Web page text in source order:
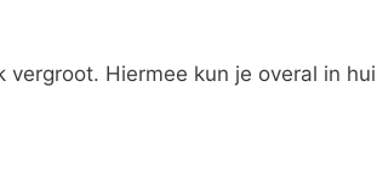
Hiermee kun je overal in